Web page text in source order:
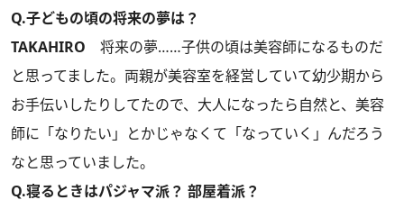
Q.子どもの頃の将来の夢は？
TAKAHIRO 将来の夢……子供の頃は美容師になるものだ
と思ってました。両親が美容室を経営していて幼少期から
お手伝いしたりしてたので、大人になったら自然と、美容
師に「なりたい」とかじゃなくて「なっていく」んだろう
なと思っていました。
Q.寝るときはパジャマ派？ 部屋着派？